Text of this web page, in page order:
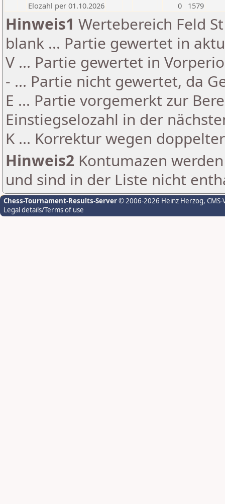
Elozahl per 01.10.2026
0 1579
Hinweis1 Wertebereich Feld
blank ... Partie gewertet in
V ... Partie gewertet in
- ... Partie nicht gewertet, da
E ... Partie vorgemerkt zur
Einstiegselozahl in der
K ... Korrektur wegen
Hinweis2 Kontumazen
und sind in der Liste nicht
Chess-Tournament-Results-Server© 2006-2026 Heinz Herzog,
Legal details/Terms of use